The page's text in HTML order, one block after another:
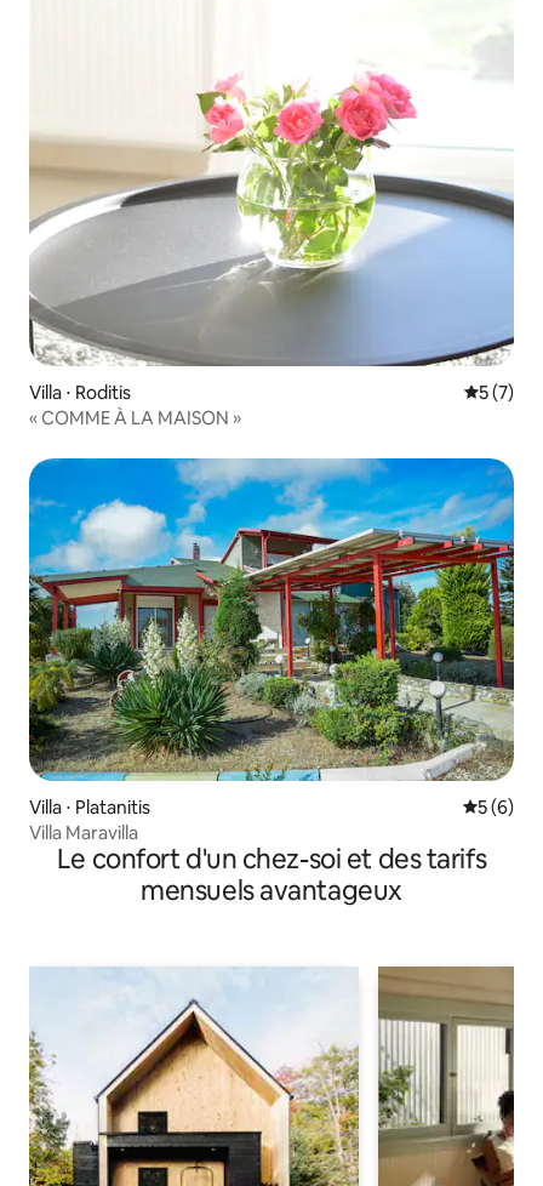
Villa ⋅ Roditis
5 (7)
« COMME À LA MAISON »
Villa ⋅ Platanitis
5 (6)
Villa Maravilla
Le confort d'un chez-soi et des tarifs
mensuels avantageux